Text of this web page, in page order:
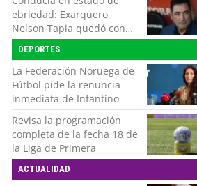
zona austral
ebriedad: Exarquero
Nelson Tapia quedó con
lesiones graves tras
accidente vehicular
DEPORTES
La Federación Noruega de
Fútbol pide la renuncia
inmediata de Infantino
Revisa la programación
completa de la fecha 18 de
la Liga de Primera
ACTUALIDAD